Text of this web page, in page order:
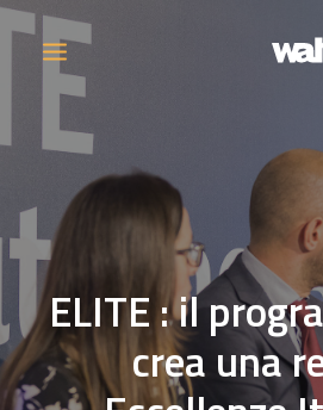
AZIENDA
PRODOTTI
ATTIVITÀ
CONTATTI
ELITE : il
crea una